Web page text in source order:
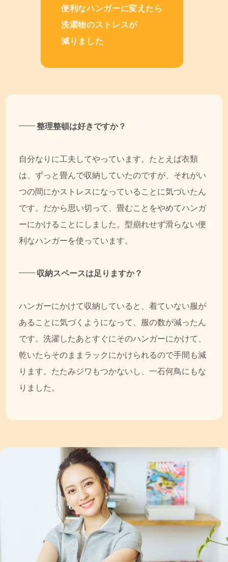
便利なハンガーに変えたら
洗濯物のストレスが
減りました
整理整頓は好きですか？
自分なりに工夫してやっています。たとえば衣類
は、ずっと畳んで収納していたのですが、それがい
つの間にかストレスになっていることに気づいたん
です。だから思い切って、畳むことをやめてハンガ
ーにかけることにしました。型崩れせず滑らない便
利なハンガーを使っています。
収納スペースは足りますか？
ハンガーにかけて収納していると、着ていない服が
あることに気づくようになって、服の数が減ったん
です。洗濯したあとすぐにそのハンガーにかけて、
乾いたらそのままラックにかけられるので手間も減
ります。たたみジワもつかないし、一石何鳥にもな
りました。